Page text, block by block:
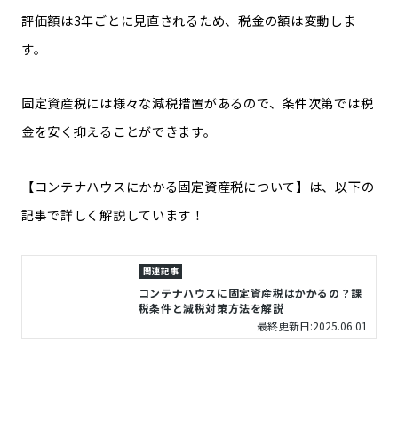
評価額は3年ごとに見直されるため、税金の額は変動しま
す。
固定資産税には様々な減税措置があるので、条件次第では税
金を安く抑えることができます。
【コンテナハウスにかかる固定資産税について】は、以下の
記事で詳しく解説しています！
関連記事
コンテナハウスに固定資産税はかかるの？課
税条件と減税対策方法を解説
最終更新日:2025.06.01